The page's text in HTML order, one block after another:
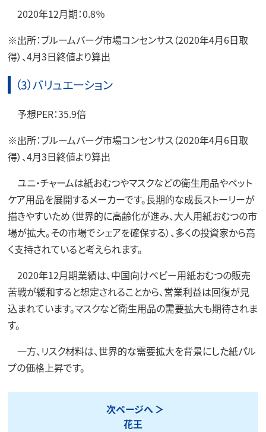
2020年12月期：0.8％
※出所：ブルームバーグ市場コンセンサス（2020年4月6日取
得）、4月3日終値より算出
（3）バリュエーション
予想PER：35.9倍
※出所：ブルームバーグ市場コンセンサス（2020年4月6日取
得）、4月3日終値より算出
ユニ・チャームは紙おむつやマスクなどの衛生用品やペット
ケア用品を展開するメーカーです。長期的な成長ストーリーが
描きやすいため（世界的に高齢化が進み、大人用紙おむつの市
場が拡大。その市場でシェアを確保する）、多くの投資家から高
く支持されていると考えられます。
2020年12月期業績は、中国向けベビー用紙おむつの販売
苦戦が緩和すると想定されることから、営業利益は回復が見
込まれています。マスクなど衛生用品の需要拡大も期待されま
す。
一方、リスク材料は、世界的な需要拡大を背景にした紙パル
プの価格上昇です。
次ページへ
花王